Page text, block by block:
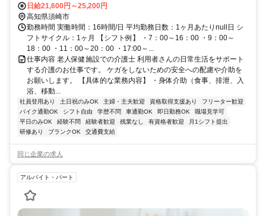
分、ＪＲ土讃線 土佐新荘徒歩約23分
日給21,600円～25,200円
高知県須崎市
勤務時間 実働時間：16時間/日 平均勤務日数：1ヶ月あたりnull日 シ
フトサイクル：1ヶ月 【シフト例】 ・7：00～16：00 ・9：00～
18：00 ・11：00～20：00 ・17:00～...
仕事内容 老人保健施設での介護士 利用者さんの日常生活をサポート
する介護のお仕事です。 ケガをしないための安全への配慮や介助を
お願いします。 【具体的な業務内容】 ・身体介助（食事、排泄、入
浴、移動...
社員登用あり 土日祝のみOK 主婦・主夫歓迎 資格取得支援あり
フリーター歓迎
バイク通勤OK
シフト自由 学歴不問 車通勤OK 即日勤務OK
職場見学可
平日のみOK
経験不問 経験者歓迎 残業なし 有資格者歓迎
月1シフト提出
研修あり
ブランクOK 交通費支給
同じ企業の求人
アルバイト・パート